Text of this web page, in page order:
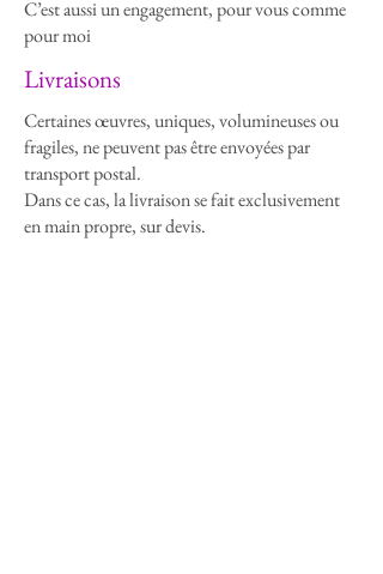
C’est aussi un engagement, pour vous comme
pour moi
Livraisons
Certaines œuvres, uniques, volumineuses ou
fragiles, ne peuvent pas être envoyées par
transport postal.
Dans ce cas, la livraison se fait exclusivement
en main propre, sur devis.